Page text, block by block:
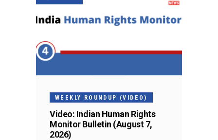
WEEKLY ROUNDUP (VIDEO)
Video: Indian Human Rights
Monitor Bulletin (August 7,
2026)